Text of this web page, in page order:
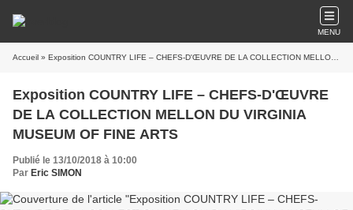
MENU
Accueil » Exposition COUNTRY LIFE – CHEFS-D'ŒUVRE DE LA COLLECTION MELLON DU VIRGINIA MUSEUM OF FINE ARTS
Exposition COUNTRY LIFE – CHEFS-D'ŒUVRE
DE LA COLLECTION MELLON DU VIRGINIA
MUSEUM OF FINE ARTS
Publié le 13/10/2018 à 10:00
Par Eric SIMON